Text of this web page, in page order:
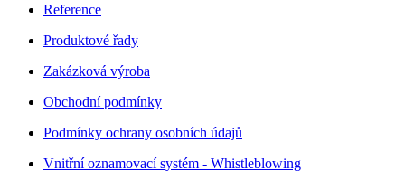
Reference
Produktové řady
Zakázková výroba
Obchodní podmínky
Podmínky ochrany osobních údajů
Vnitřní oznamovací systém - Whistleblowing